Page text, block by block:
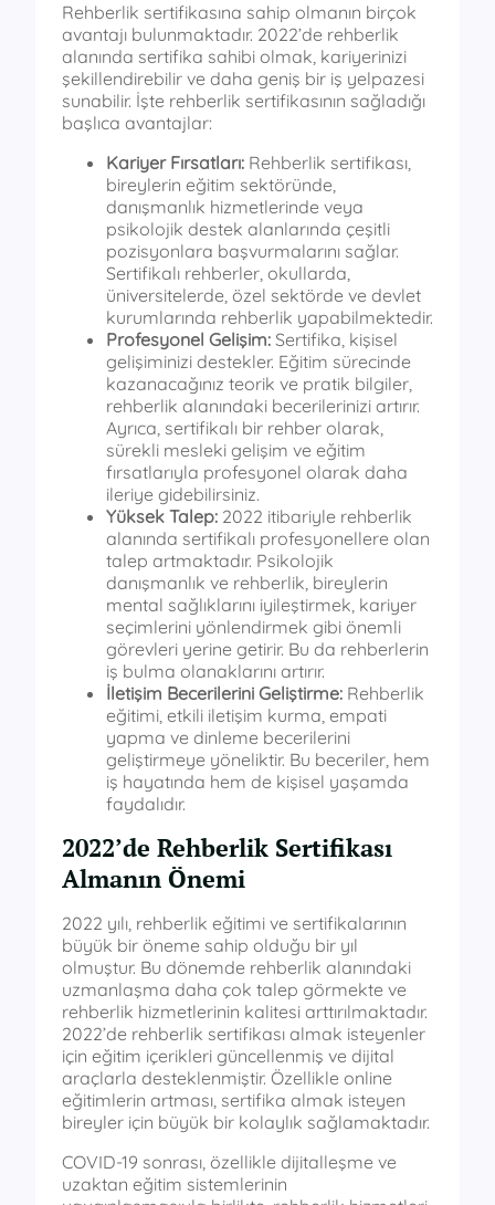
Rehberlik sertifikasına sahip olmanın birçok
avantajı bulunmaktadır. 2022’de rehberlik
alanında sertifika sahibi olmak, kariyerinizi
şekillendirebilir ve daha geniş bir iş yelpazesi
sunabilir. İşte rehberlik sertifikasının sağladığı
başlıca avantajlar:
Kariyer Fırsatları: Rehberlik sertifikası,
bireylerin eğitim sektöründe,
danışmanlık hizmetlerinde veya
psikolojik destek alanlarında çeşitli
pozisyonlara başvurmalarını sağlar.
Sertifikalı rehberler, okullarda,
üniversitelerde, özel sektörde ve devlet
kurumlarında rehberlik yapabilmektedir.
Profesyonel Gelişim: Sertifika, kişisel
gelişiminizi destekler. Eğitim sürecinde
kazanacağınız teorik ve pratik bilgiler,
rehberlik alanındaki becerilerinizi artırır.
Ayrıca, sertifikalı bir rehber olarak,
sürekli mesleki gelişim ve eğitim
fırsatlarıyla profesyonel olarak daha
ileriye gidebilirsiniz.
Yüksek Talep: 2022 itibariyle rehberlik
alanında sertifikalı profesyonellere olan
talep artmaktadır. Psikolojik
danışmanlık ve rehberlik, bireylerin
mental sağlıklarını iyileştirmek, kariyer
seçimlerini yönlendirmek gibi önemli
görevleri yerine getirir. Bu da rehberlerin
iş bulma olanaklarını artırır.
İletişim Becerilerini Geliştirme: Rehberlik
eğitimi, etkili iletişim kurma, empati
yapma ve dinleme becerilerini
geliştirmeye yöneliktir. Bu beceriler, hem
iş hayatında hem de kişisel yaşamda
faydalıdır.
2022’de Rehberlik Sertifikası
Almanın Önemi
2022 yılı, rehberlik eğitimi ve sertifikalarının
büyük bir öneme sahip olduğu bir yıl
olmuştur. Bu dönemde rehberlik alanındaki
uzmanlaşma daha çok talep görmekte ve
rehberlik hizmetlerinin kalitesi arttırılmaktadır.
2022’de rehberlik sertifikası almak isteyenler
için eğitim içerikleri güncellenmiş ve dijital
araçlarla desteklenmiştir. Özellikle online
eğitimlerin artması, sertifika almak isteyen
bireyler için büyük bir kolaylık sağlamaktadır.
COVID-19 sonrası, özellikle dijitalleşme ve
uzaktan eğitim sistemlerinin